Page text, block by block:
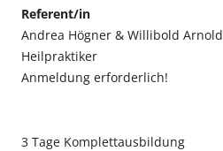
Referent/in
Andrea Högner & Willibold Arnold
Heilpraktiker
Anmeldung erforderlich!
3 Tage Komplettausbildung